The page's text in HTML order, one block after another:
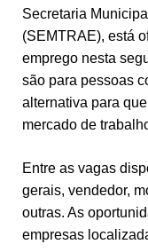
Secretaria
(SEMTRAE), está
emprego nesta
são para pessoas
alternativa para
mercado de
Entre as vagas
gerais, vendedor,
outras. As
empresas